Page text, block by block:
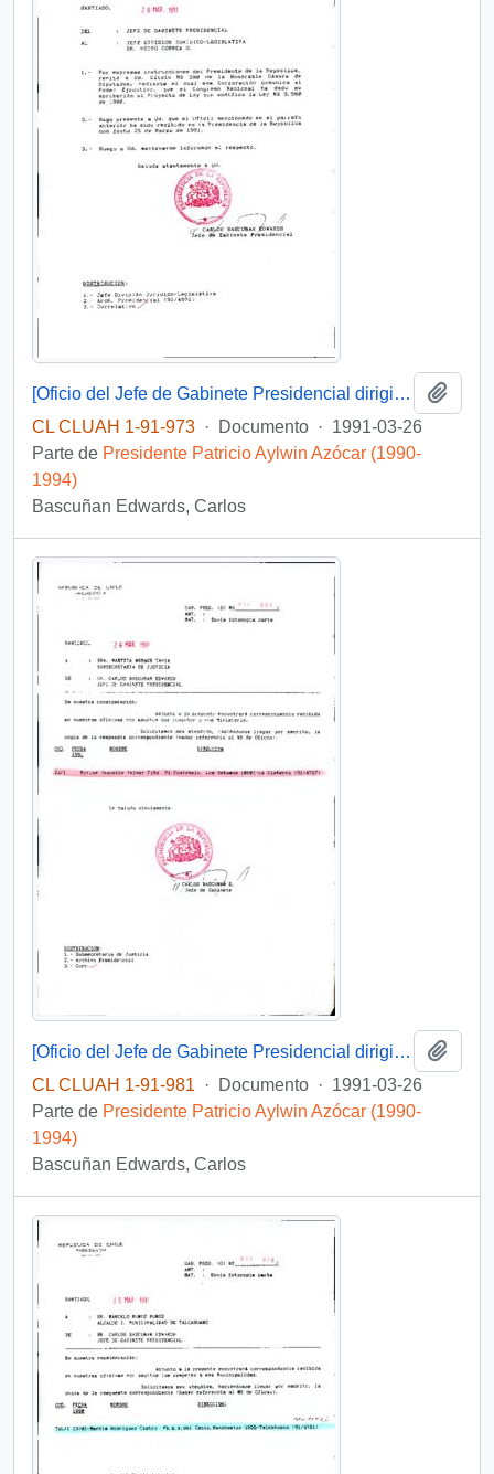
[Oficio del Jefe de Gabinete Presidencial dirigido al Jefe de la División Juridico Legislativa sobre Proyecto de Ley que modifica la Ley N° 3.580 de 1980]
CL CLUAH 1-91-973 · Documento · 1991-03-26
Parte de Presidente Patricio Aylwin Azócar (1990-
1994)
Bascuñan Edwards, Carlos
[Oficio del Jefe de Gabinete Presidencial dirigido a la Subsecretaria de Justicia]
CL CLUAH 1-91-981
· Documento · 1991-03-26
Parte de Presidente Patricio Aylwin Azócar (1990-
1994)
Bascuñan Edwards, Carlos